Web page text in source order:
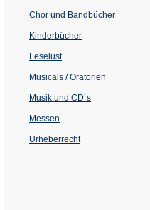
Chor und Bandbücher
Kinderbücher
Leselust
Musicals / Oratorien
Musik und CD´s
Messen
Urheberrecht